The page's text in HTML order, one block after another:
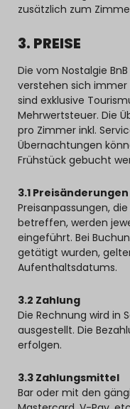
zusätzlich zum
3. PREISE
Die vom Nostalgie
verstehen sich immer
sind exklusive
Mehrwertsteuer. Die
pro Zimmer inkl.
Übernachtungen
Frühstück gebucht
3.1 Preisänderungen
Preisanpassungen,
betreffen, werden
eingeführt. Bei
getätigt wurden,
Aufenthaltsdatums.
3.2 Zahlung
Die Rechnung wird in
ausgestellt. Die
erfolgen.
3.3 Zahlungsmittel
Bar oder mit den